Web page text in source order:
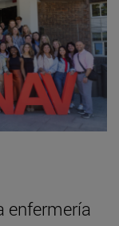
enfermería